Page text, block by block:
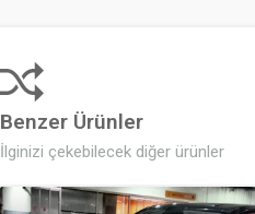
Benzer Ürünler
İlginizi çekebilecek diğer ürünler